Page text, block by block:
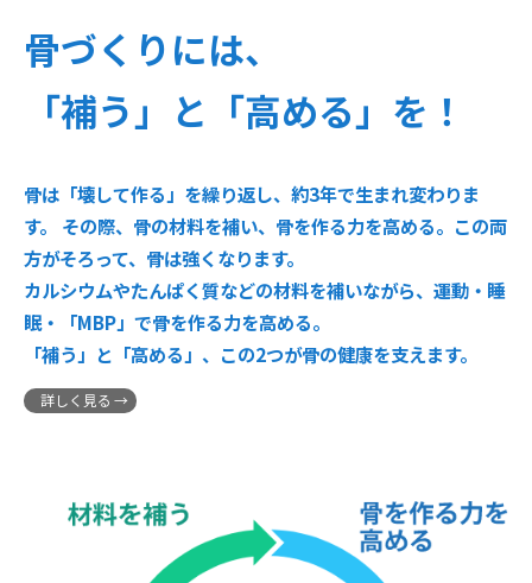
骨づくりには、
「補う」と「高める」を！
骨は「壊して作る」を繰り返し、約3年で生まれ変わりま
す。 その際、骨の材料を補い、骨を作る力を高める。この両
方がそろって、骨は強くなります。
カルシウムやたんぱく質などの材料を補いながら、運動・睡
眠・「MBP」で骨を作る力を高める。
「補う」と「高める」、この2つが骨の健康を支えます。
詳しく見る